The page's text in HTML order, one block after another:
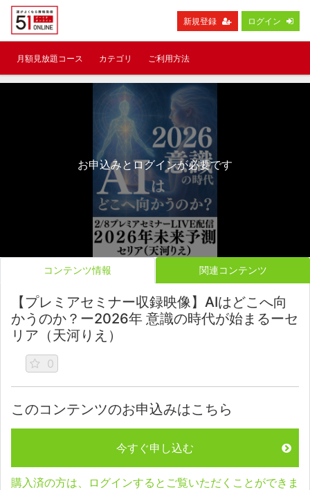
新規登録 ログイン
月額見放題コース カテゴリ ご利用方法
お申込みとログインが必要です
コンテンツ情報 関連コンテンツ
【プレミアセミナー収録映像】AIはどこへ向
かうのか？ー2026年 意識の時代が始まるーセ
リア（天河りえ）
0
このコンテンツのお申込みはこちら
今すぐ申し込む
購入済の方は、ログインするとご覧いただくことができま